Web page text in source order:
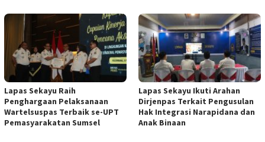
Lapas Sekayu Raih
Penghargaan Pelaksanaan
Wartelsuspas Terbaik se-UPT
Pemasyarakatan Sumsel
Lapas Sekayu Ikuti Arahan
Dirjenpas Terkait Pengusulan
Hak Integrasi Narapidana dan
Anak Binaan